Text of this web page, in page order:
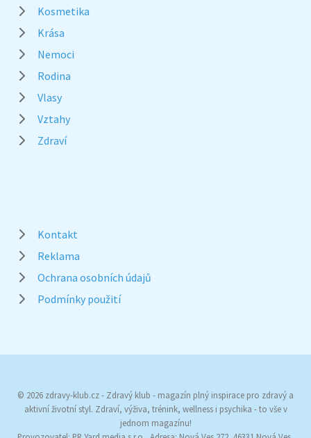
Kosmetika
Krása
Nemoci
Rodina
Vlasy
Vztahy
Zdraví
Kontakt
Reklama
Ochrana osobních údajů
Podmínky použití
© 2026 zdravy-klub.cz - Zdravý klub - magazín plný inspirace pro zdravý a
aktivní životní styl. Zdraví, výživa, trénink, wellness i psychika - to vše v
jednom magazínu!